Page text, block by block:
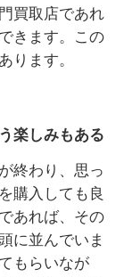
買取店であれ
きます。この
ります。
楽しみもある
終わり、思っ
購入しても良
あれば、その
に並んでいま
もらいなが